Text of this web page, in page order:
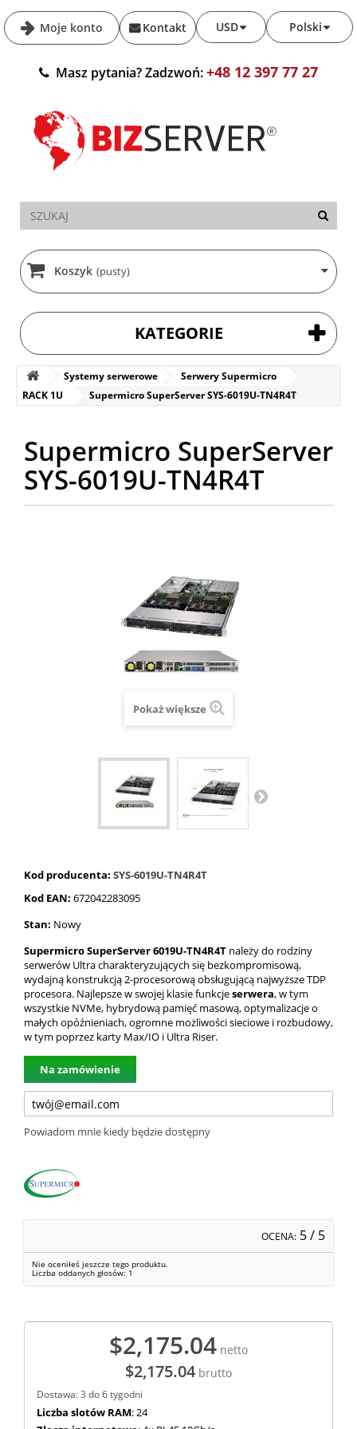
Moje konto Polski
USD
Kontakt
Masz pytania? Zadzwoń:+48 12 397 77 27
Koszyk (pusty)
KATEGORIE
Systemy serwerowe
Serwery Supermicro
RACK 1U
Supermicro SuperServer SYS-6019U-TN4R4T
Supermicro SuperServer
SYS-6019U-TN4R4T
Pokaż większe
Kod producenta: SYS-6019U-TN4R4T
Kod EAN: 672042283095
Stan: Nowy
Supermicro SuperServer 6019U-TN4R4T należy do rodziny
serwerów Ultra charakteryzujących się bezkompromisową,
wydajną konstrukcją 2-procesorową obsługującą najwyższe TDP
procesora. Najlepsze w swojej klasie funkcjeserwera, w tym
wszystkie NVMe, hybrydową pamięć masową, optymalizacje o
małych opóźnieniach, ogromne możliwości sieciowe i rozbudowy,
w tym poprzez karty Max/IO i Ultra Riser.
Na zamówienie
Powiadom mnie kiedy będzie dostępny
OCENA: 5/ 5
Nie oceniłeś jeszcze tego produktu.
Liczba oddanych głosów: 1
$2,175.04 netto
$2,175.04 brutto
Dostawa: 3 do 6 tygodni
Liczba slotów RAM: 24